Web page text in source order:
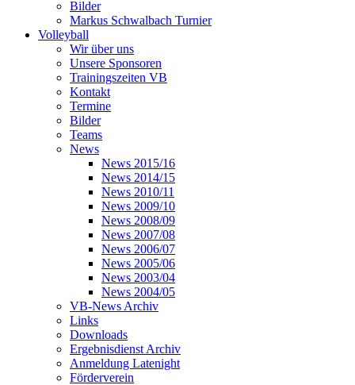
Bilder
Markus Schwalbach Turnier
Volleyball
Wir über uns
Unsere Sponsoren
Trainingszeiten VB
Kontakt
Termine
Bilder
Teams
News
News 2015/16
News 2014/15
News 2010/11
News 2009/10
News 2008/09
News 2007/08
News 2006/07
News 2005/06
News 2003/04
News 2004/05
VB-News Archiv
Links
Downloads
Ergebnisdienst Archiv
Anmeldung Latenight
Förderverein